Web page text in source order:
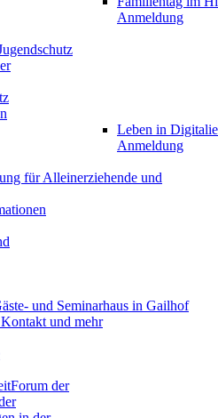
Anmeldung
Leben in
Anmeldung
für Alleinerziehende und
und Seminarhaus in Gailhof
und mehr
Forum der